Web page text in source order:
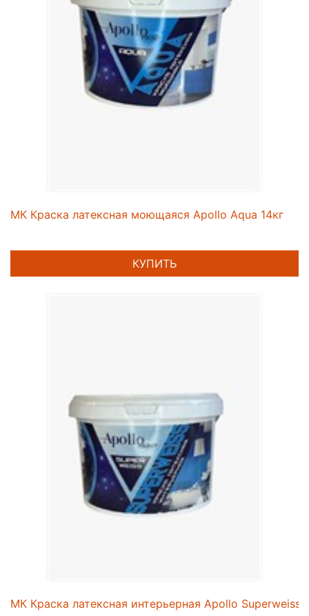
МК Краска латексная моющаяся Apollo Aqua 14кг
КУПИТЬ
МК Краска латексная интерьерная Apollo Superweiss